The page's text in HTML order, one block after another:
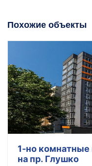
Похожие объекты
1-но
на пр. Глушко